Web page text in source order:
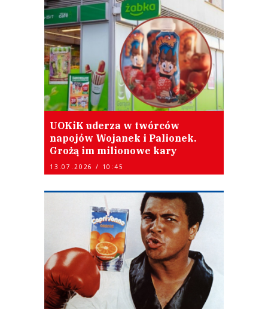
UOKiK uderza w twórców
napojów Wojanek i Palionek.
Grożą im milionowe kary
13.07.2026 / 10:45